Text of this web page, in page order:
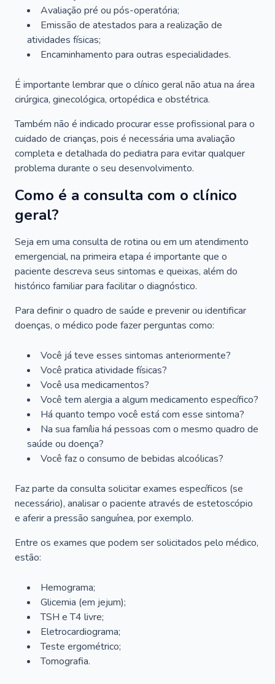
Avaliação pré ou pós-operatória;
Emissão de atestados para a realização de
atividades físicas;
Encaminhamento para outras especialidades.
É importante lembrar que o clínico geral não atua na área
cirúrgica, ginecológica, ortopédica e obstétrica.
Também não é indicado procurar esse profissional para o
cuidado de crianças, pois é necessária uma avaliação
completa e detalhada do pediatra para evitar qualquer
problema durante o seu desenvolvimento.
Como é a consulta com o clínico
geral?
Seja em uma consulta de rotina ou em um atendimento
emergencial, na primeira etapa é importante que o
paciente descreva seus sintomas e queixas, além do
histórico familiar para facilitar o diagnóstico.
Para definir o quadro de saúde e prevenir ou identificar
doenças, o médico pode fazer perguntas como:
Você já teve esses sintomas anteriormente?
Você pratica atividade físicas?
Você usa medicamentos?
Você tem alergia a algum medicamento específico?
Há quanto tempo você está com esse sintoma?
Na sua família há pessoas com o mesmo quadro de
saúde ou doença?
Você faz o consumo de bebidas alcoólicas?
Faz parte da consulta solicitar exames específicos (se
necessário), analisar o paciente através de estetoscópio
e aferir a pressão sanguínea, por exemplo.
Entre os exames que podem ser solicitados pelo médico,
estão:
Hemograma;
Glicemia (em jejum);
TSH e T4 livre;
Eletrocardiograma;
Teste ergométrico;
Tomografia.